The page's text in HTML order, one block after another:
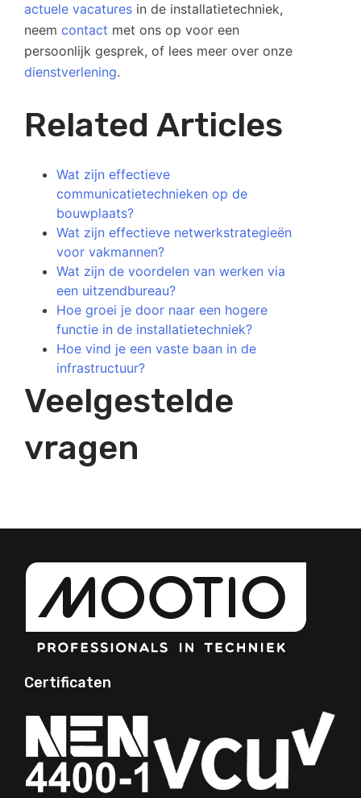
actuele vacatures in de installatietechniek,
neem contact met ons op voor een
persoonlijk gesprek, of lees meer over onze
dienstverlening.
Related Articles
Wat zijn effectieve
communicatietechnieken op de
bouwplaats?
Wat zijn effectieve netwerkstrategieën
voor vakmannen?
Wat zijn de voordelen van werken via
een uitzendbureau?
Hoe groei je door naar een hogere
functie in de installatietechniek?
Hoe vind je een vaste baan in de
infrastructuur?
Veelgestelde
vragen
Certificaten